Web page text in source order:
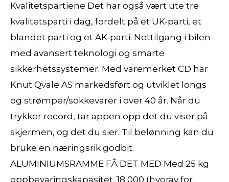
Kvalitetspartiene Det har også vært ute tre
kvalitetsparti i dag, fordelt på et UK-parti, et
blandet parti og et AK-parti. Nettilgang i bilen
med avansert teknologi og smarte
sikkerhetssystemer. Med varemerket CD har
Knut Qvale AS markedsført og utviklet longs
og strømper/sokkevarer i over 40 år. Når du
trykker record, tar appen opp det du viser på
skjermen, og det du sier. Til belønning kan du
bruke en næringsrik godbit.
ALUMINIUMSRAMME FÅ DET MED Med 25 kg
oppbevaringskapasitet. 18 000 (hvorav for